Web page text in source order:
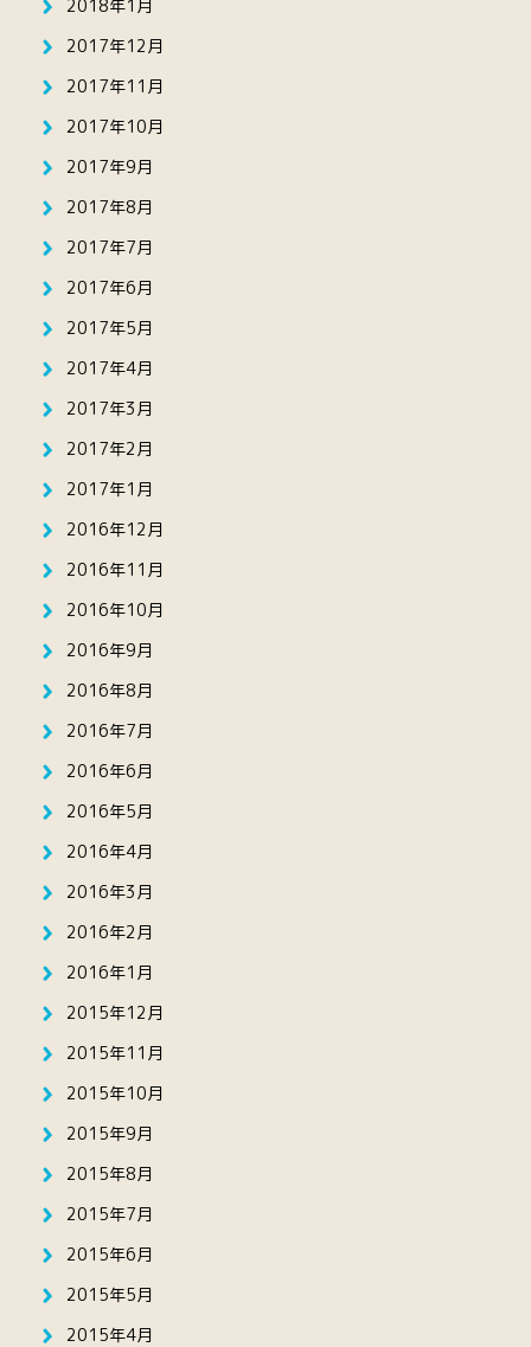
2018年1月
2017年12月
2017年11月
2017年10月
2017年9月
2017年8月
2017年7月
2017年6月
2017年5月
2017年4月
2017年3月
2017年2月
2017年1月
2016年12月
2016年11月
2016年10月
2016年9月
2016年8月
2016年7月
2016年6月
2016年5月
2016年4月
2016年3月
2016年2月
2016年1月
2015年12月
2015年11月
2015年10月
2015年9月
2015年8月
2015年7月
2015年6月
2015年5月
2015年4月